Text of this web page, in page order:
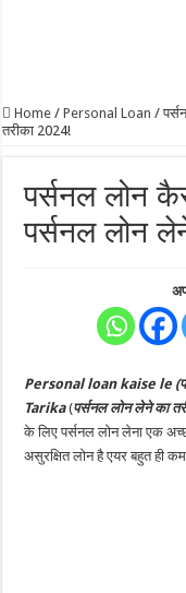
Home / Personal Loan /
तरीका 2024!
पर्सनल लोन
पर्सनल लोन
Personal loan kaise le
Tarika(पर्सनल लोन लेने का
के लिए पर्सनल लोन लेना एक
असुरक्षित लोन है एयर बहुत ही